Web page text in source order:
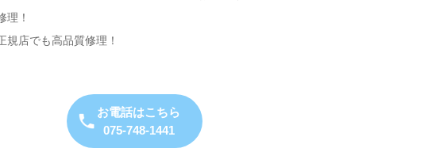
理！
規店でも高品質修理！
お電話はこちら
075-748-1441